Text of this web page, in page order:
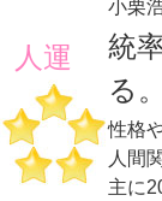
人運
小栗
統
る
性格
人間
主に